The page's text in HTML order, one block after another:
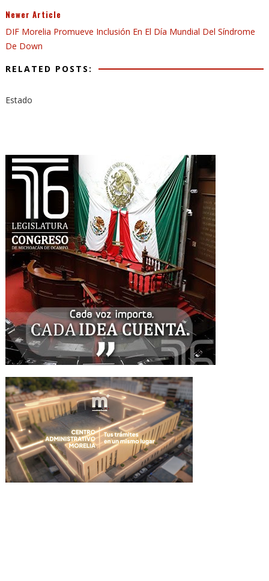
Newer Article
DIF Morelia Promueve Inclusión En El Día Mundial Del Síndrome
De Down
RELATED POSTS:
Estado